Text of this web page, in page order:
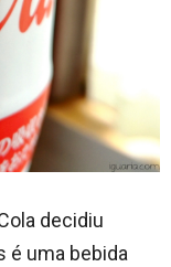
decidiu
é uma bebida